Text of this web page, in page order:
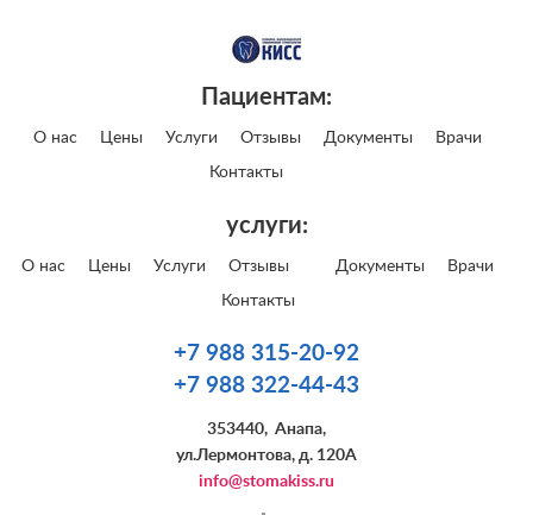
Пациентам:
О нас Цены Услуги Отзывы Документы Врачи
Контакты
услуги:
О нас Цены Услуги Отзывы Документы Врачи
Контакты
+7 988 315-20-92
+7 988 322-44-43
353440, Анапа,
ул.Лермонтова, д. 120А
info@stomakiss.ru